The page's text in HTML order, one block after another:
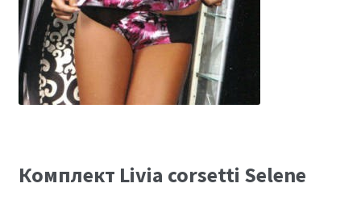
Обратная связь
Комплект Livia corsetti Selene